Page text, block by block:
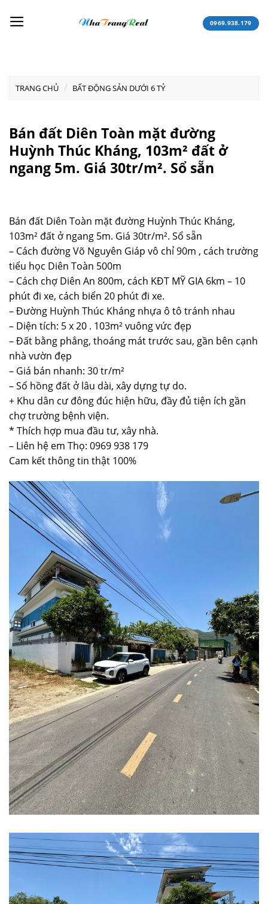
0969.938.179
TRANG CHỦ / BẤT ĐỘNG SẢN DƯỚI 6 TỶ
Bán đất Diên Toàn mặt đường
Huỳnh Thúc Kháng, 103m² đất ở
ngang 5m. Giá 30tr/m². Sổ sẵn
Bán đất Diên Toàn mặt đường Huỳnh Thúc Kháng,
103m² đất ở ngang 5m. Giá 30tr/m². Sổ sẵn
– Cách đường Võ Nguyên Giáp vô chỉ 90m , cách trường
tiểu học Diên Toàn 500m
– Cách chợ Diên An 800m, cách KĐT MỸ GIA 6km – 10
phút đi xe, cách biển 20 phút đi xe.
– Đường Huỳnh Thúc Kháng nhựa ô tô tránh nhau
– Diện tích: 5 x 20 . 103m² vuông vức đẹp
– Đất bằng phẳng, thoáng mát trước sau, gần bên cạnh
nhà vườn đẹp
– Giá bán nhanh: 30 tr/m²
– Sổ hồng đất ở lâu dài, xây dựng tự do.
+ Khu dân cư đông đúc hiện hữu, đầy đủ tiện ích gần
chợ trường bệnh viện.
* Thích hợp mua đầu tư, xây nhà.
– Liên hệ em Thọ: 0969 938 179
Cam kết thông tin thật 100%